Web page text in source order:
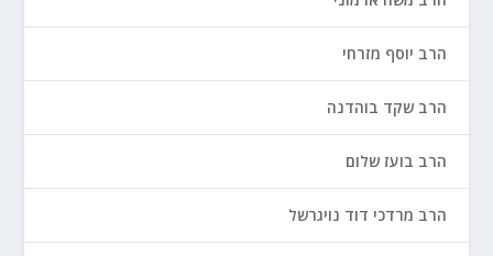
הרב יוסף מזרחי
הרב שקד בוהדנה
הרב בועז שלום
הרב מרדכי דוד נויגרשל